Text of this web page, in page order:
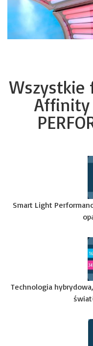
Wszystkie
Affinity
Smart Light
Technologia